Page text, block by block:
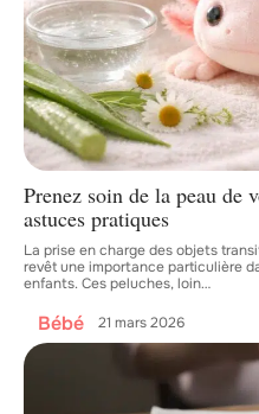
Prenez soin de la peau de
astuces pratiques
La prise en charge des objets
revêt une importance particulière
enfants. Ces peluches, loin…
Bébé 21 mars 2026